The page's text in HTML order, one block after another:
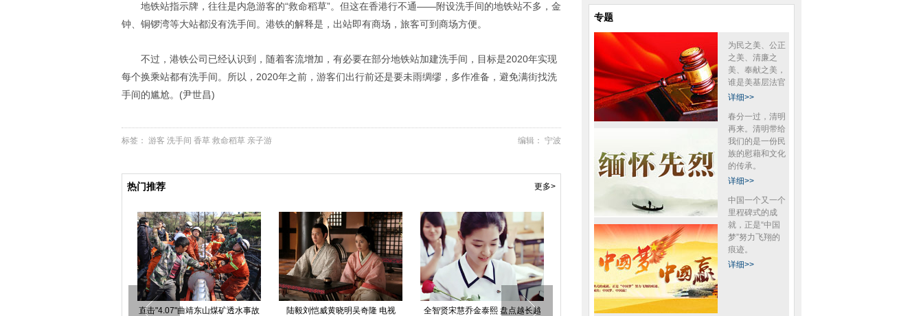
地铁站指示牌，往往是内急游客的“救命稻草”。但这在香港行不通——附设洗手间的地铁站不多，金
钟、铜锣湾等大站都没有洗手间。港铁的解释是，出站即有商场，旅客可到商场方便。
不过，港铁公司已经认识到，随着客流增加，有必要在部分地铁站加建洗手间，目标是2020年实现
每个换乘站都有洗手间。所以，2020年之前，游客们出行前还是要未雨绸缪，多作准备，避免满街找洗
手间的尴尬。(尹世昌)
编辑： 宁波
标签： 游客 洗手间 香草 救命稻草 亲子游
热门推荐 更多>
西双版纳：万人泼水喜迎傣历新年
奶茶妹妹与大19岁京东老总最新
西安一公交司机和货运司机当街厮
广西偷狗贼被抓现行 抱3条死狗示
专题
为民之美、公正
之美、清廉之
美、奉献之美，
谁是美基层法官
详细>>
春分一过，清明
再来。清明带给
我们的是一份民
族的慰藉和文化
的传承。
详细>>
中国一个又一个
里程碑式的成
就，正是“中国
梦”努力飞翔的
痕迹。
详细>>